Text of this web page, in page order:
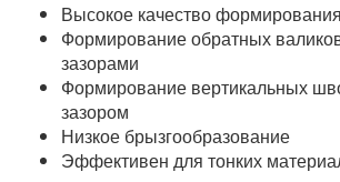
Высокое качество
Формирование обратных
зазорами
Формирование вертикальных
зазором
Низкое брызгообразование
Эффективен для тонких